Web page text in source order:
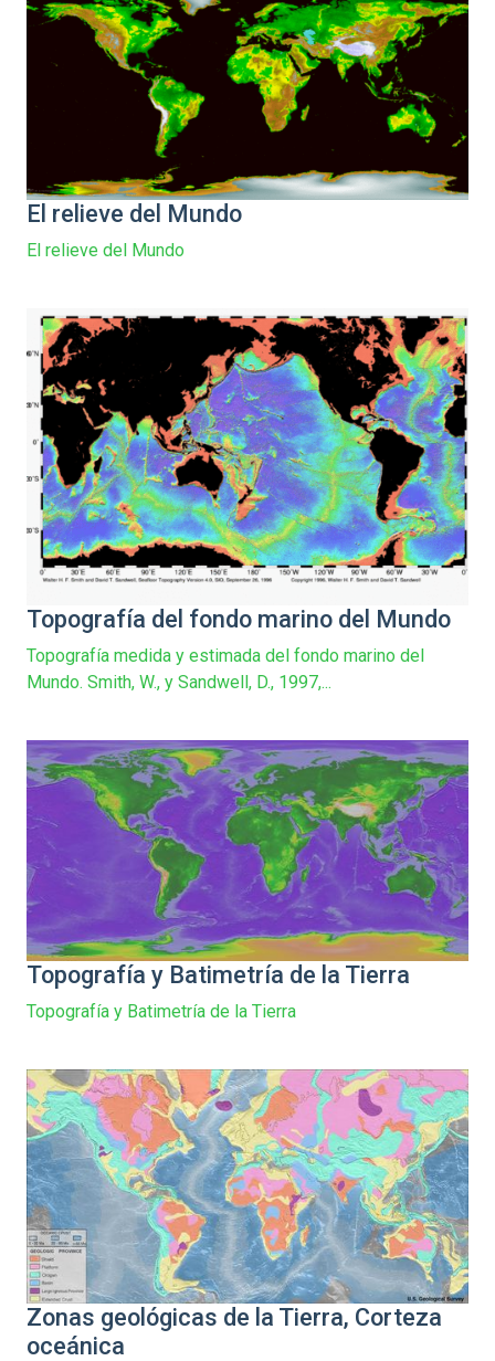
El relieve del Mundo
El relieve del Mundo
Topografía del fondo marino del Mundo
Topografía medida y estimada del fondo marino del
Mundo. Smith, W., y Sandwell, D., 1997,...
Topografía y Batimetría de la Tierra
Topografía y Batimetría de la Tierra
Zonas geológicas de la Tierra, Corteza
oceánica